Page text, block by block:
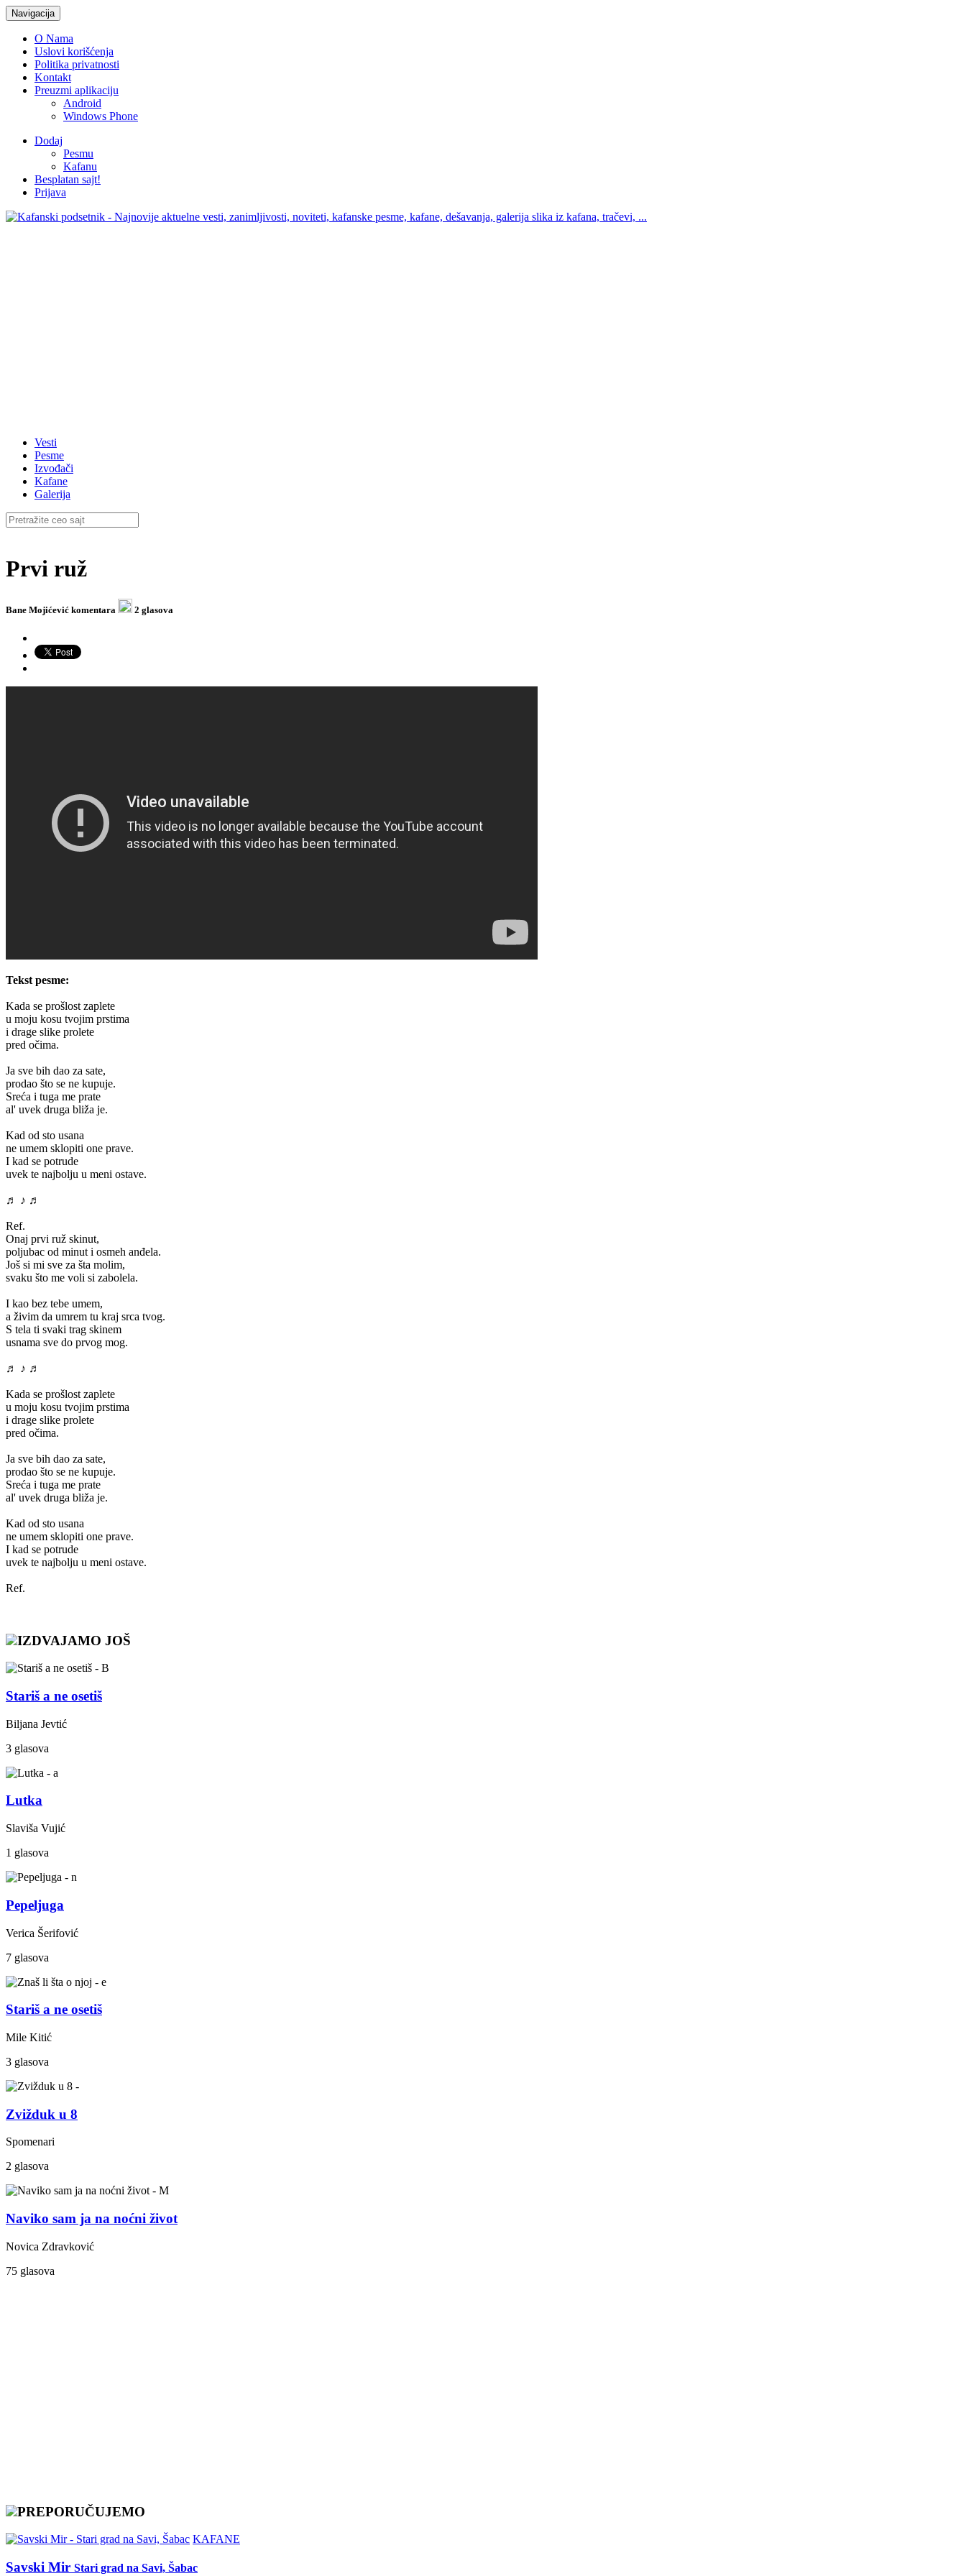
Navigacija
O Nama
Uslovi korišćenja
Politika privatnosti
Kontakt
Preuzmi aplikaciju
Android
Windows Phone
Dodaj
Pesmu
Kafanu
Besplatan sajt!
Prijava
Vesti
Pesme
Izvođači
Kafane
Galerija
Prvi ruž
Bane Mojićević komentara 2 glasova
Tekst pesme:
Kada se prošlost zaplete
u moju kosu tvojim prstima
i drage slike prolete
pred očima.
Ja sve bih dao za sate,
prodao što se ne kupuje.
Sreća i tuga me prate
al' uvek druga bliža je.
Kad od sto usana
ne umem sklopiti one prave.
I kad se potrude
uvek te najbolju u meni ostave.
♬ ♪ ♬
Ref.
Onaj prvi ruž skinut,
poljubac od minut i osmeh anđela.
Još si mi sve za šta molim,
svaku što me voli si zabolela.
I kao bez tebe umem,
a živim da umrem tu kraj srca tvog.
S tela ti svaki trag skinem
usnama sve do prvog mog.
♬ ♪ ♬
Kada se prošlost zaplete
u moju kosu tvojim prstima
i drage slike prolete
pred očima.
Ja sve bih dao za sate,
prodao što se ne kupuje.
Sreća i tuga me prate
al' uvek druga bliža je.
Kad od sto usana
ne umem sklopiti one prave.
I kad se potrude
uvek te najbolju u meni ostave.
Ref.
IZDVAJAMO JOŠ
Stariš a ne osetiš
Biljana Jevtić
3 glasova
Lutka
Slaviša Vujić
1 glasova
Pepeljuga
Verica Šerifović
7 glasova
Stariš a ne osetiš
Mile Kitić
3 glasova
Zvižduk u 8
Spomenari
2 glasova
Naviko sam ja na noćni život
Novica Zdravković
75 glasova
PREPORUČUJEMO
KAFANE
Savski Mir Stari grad na Savi, Šabac